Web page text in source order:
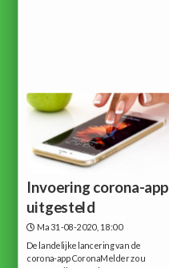
Invoering corona-app
uitgesteld
Ma 31-08-2020, 18:00
De landelijke lancering van de
corona-app CoronaMelder zou